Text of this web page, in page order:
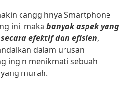
canggihnya Smartphone
ini, maka banyak aspek yang
efektif dan efisien,
dalam urusan
ingin menikmati sebuah
murah.